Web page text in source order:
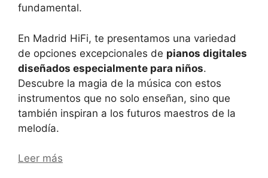
fundamental.
En Madrid HiFi, te presentamos una variedad
de opciones excepcionales de pianos digitales
diseñados especialmente para niños.
Descubre la magia de la música con estos
instrumentos que no solo enseñan, sino que
también inspiran a los futuros maestros de la
melodía.
Leer más